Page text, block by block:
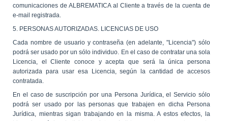
comunicaciones de ALBREMATICA al Cliente a través de la cuenta de
e-mail registrada.
5. PERSONAS AUTORIZADAS. LICENCIAS DE USO
Cada nombre de usuario y contraseña (en adelante, "Licencia") sólo
podrá ser usado por un sólo individuo. En el caso de contratar una sola
Licencia, el Cliente conoce y acepta que será la única persona
autorizada para usar esa Licencia, según la cantidad de accesos
contratada.
En el caso de suscripción por una Persona Jurídica, el Servicio sólo
podrá ser usado por las personas que trabajen en dicha Persona
Jurídica, mientras sigan trabajando en la misma. A estos efectos, la